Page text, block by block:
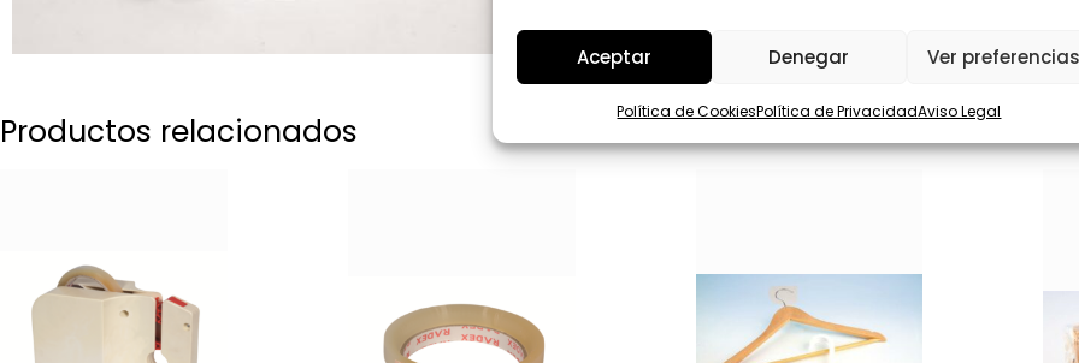
Aceptar Denegar Ver
Política de CookiesPolítica de PrivacidadAviso Legal
Productos relacionados